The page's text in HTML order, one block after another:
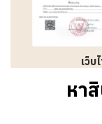
เว็บ
หา